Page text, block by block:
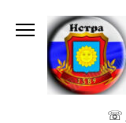
содержанию
☏